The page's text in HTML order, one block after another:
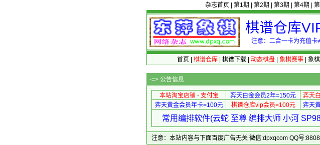
杂志首页 第1期 第2期 第3期 第4期
棋谱仓库
注意：二合一卡为充值卡
首页 棋谱仓库| 棋谱下载| 动态棋盘| 象棋赛事| 象
-=> 公告信息
本站淘宝店铺 - 支付宝 弈天白金会员2年=150元 弈天
弈天黄金会员年卡=100元
棋谱仓库vip会员=100元 弈天
常用编排软件(云蛇 至尊 编排大师 小河
注意：本站内容与下面百度广告无关 微信:dpxqcom QQ号